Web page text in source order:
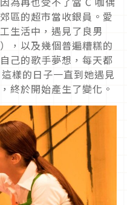
區的超市當收銀員。愛
生活中，遇見了良男
，以及幾個普遍糟糕的
己的歌手夢想，每天都
樣的日子一直到她遇見
終於開始產生了變化。